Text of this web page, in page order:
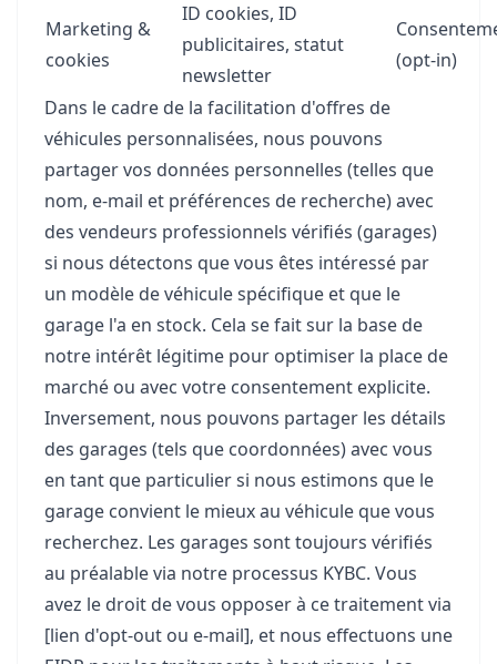
Marketing &
cookies
ID cookies, ID
publicitaires, statut
newsletter
(opt-in)
Dans le cadre de la facilitation d'offres de
véhicules personnalisées, nous pouvons
partager vos données personnelles (telles que
nom, e-mail et préférences de recherche) avec
des vendeurs professionnels vérifiés (garages)
si nous détectons que vous êtes intéressé par
un modèle de véhicule spécifique et que le
garage l'a en stock. Cela se fait sur la base de
notre intérêt légitime pour optimiser la place de
marché ou avec votre consentement explicite.
Inversement, nous pouvons partager les détails
des garages (tels que coordonnées) avec vous
en tant que particulier si nous estimons que le
garage convient le mieux au véhicule que vous
recherchez. Les garages sont toujours vérifiés
au préalable via notre processus KYBC. Vous
avez le droit de vous opposer à ce traitement via
[lien d'opt-out ou e-mail], et nous effectuons une